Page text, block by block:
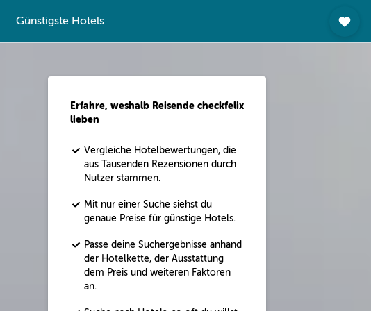
Günstigste Hotels
Erfahre, weshalb Reisende checkfelix
lieben
Vergleiche Hotelbewertungen, die
aus Tausenden Rezensionen durch
Nutzer stammen.
Mit nur einer Suche siehst du
genaue Preise für günstige Hotels.
Passe deine Suchergebnisse anhand
der Hotelkette, der Ausstattung
dem Preis und weiteren Faktoren
an.